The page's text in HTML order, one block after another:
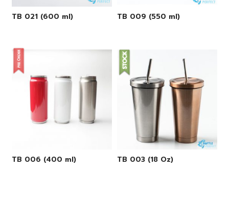
TB 021 (600 ml) TB 009 (550 ml)
TB 006 (400 ml) TB 003 (18 Oz)